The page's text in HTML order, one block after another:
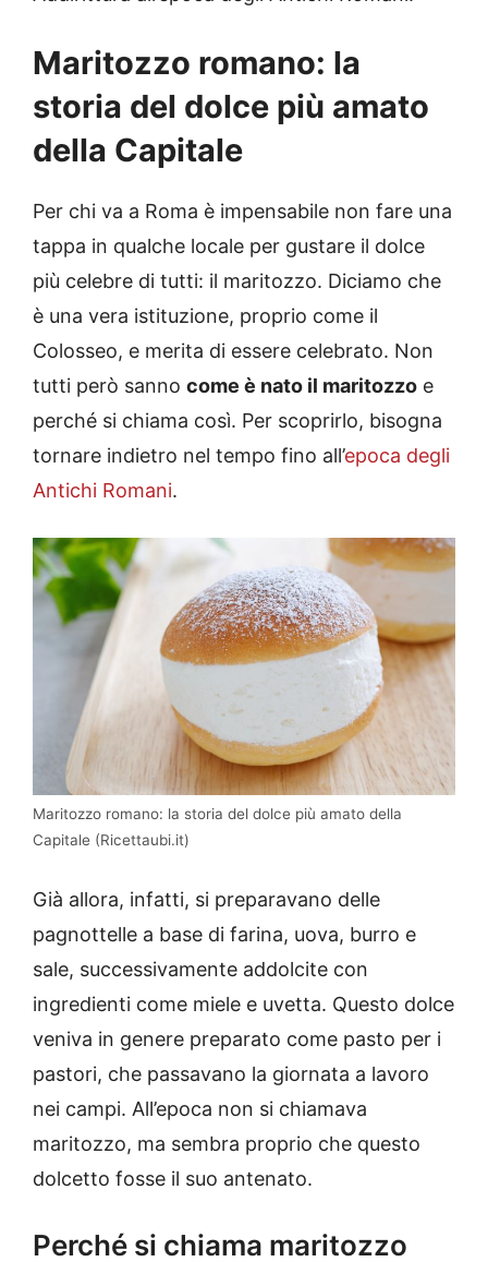
Maritozzo romano: la
storia del dolce più amato
della Capitale
Per chi va a Roma è impensabile non fare una
tappa in qualche locale per gustare il dolce
più celebre di tutti: il maritozzo. Diciamo che
è una vera istituzione, proprio come il
Colosseo, e merita di essere celebrato. Non
tutti però sanno come è nato il maritozzo e
perché si chiama così. Per scoprirlo, bisogna
tornare indietro nel tempo fino all’epoca degli
Antichi Romani.
Maritozzo romano: la storia del dolce più amato della
Capitale (Ricettaubi.it)
Già allora, infatti, si preparavano delle
pagnottelle a base di farina, uova, burro e
sale, successivamente addolcite con
ingredienti come miele e uvetta. Questo dolce
veniva in genere preparato come pasto per i
pastori, che passavano la giornata a lavoro
nei campi. All’epoca non si chiamava
maritozzo, ma sembra proprio che questo
dolcetto fosse il suo antenato.
Perché si chiama maritozzo